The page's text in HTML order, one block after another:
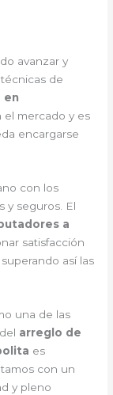
avanzar y
de
en
el mercado y es
encargarse
con los
y seguros. El
a
satisfacción
así las
una de las
arreglo de
es
con un
y pleno